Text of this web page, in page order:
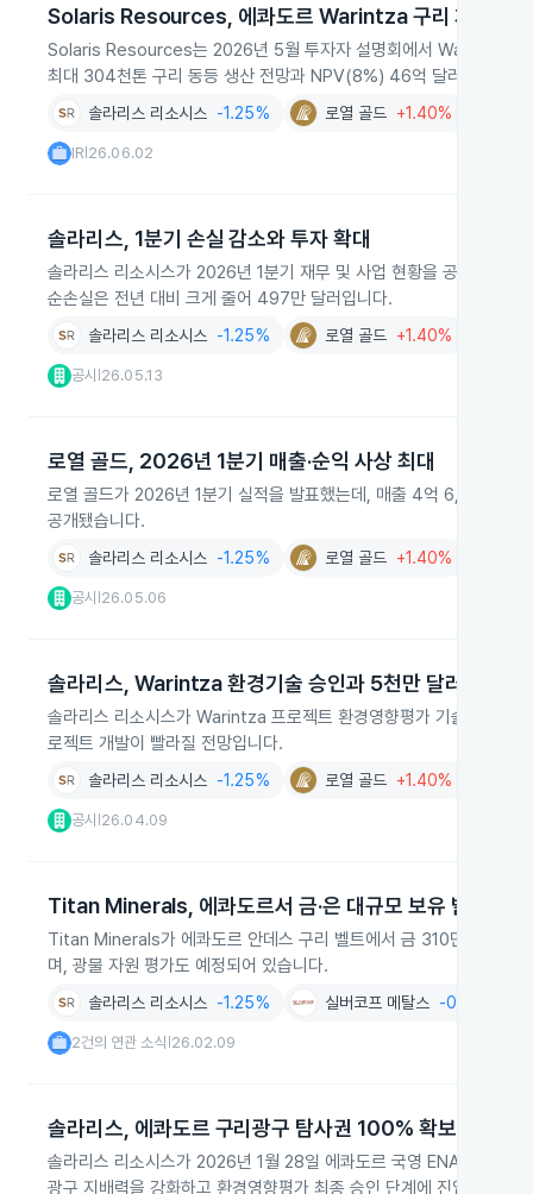
Solaris Resources, 에콰도르 Warintza 구리 개발 계
Solaris Resources는 2026년 5월 투자자 설명회에서 Warintza 구
최대 304천톤 구리 동등 생산 전망과 NPV(8%) 46억 달러를 제시했
솔라리스 리소시스 -1.25% 로열 골드 +1.40%
IR 26.06.02
솔라리스, 1분기 손실 감소와 투자 확대
솔라리스 리소시스가 2026년 1분기 재무 및 사업 현황을 공개했습
순손실은 전년 대비 크게 줄어 497만 달러입니다.
솔라리스 리소시스 -1.25% 로열 골드 +1.40%
공시 26.05.13
로열 골드, 2026년 1분기 매출·순익 사상 최대
로열 골드가 2026년 1분기 실적을 발표했는데, 매출 4억 6,910만 달
공개됐습니다.
솔라리스 리소시스 -1.25% 로열 골드 +1.40%
공시 26.05.06
솔라리스, Warintza 환경기술 승인과 5천만 달러 계약
솔라리스 리소시스가 Warintza 프로젝트 환경영향평가 기술 승인
로젝트 개발이 빨라질 전망입니다.
솔라리스 리소시스 -1.25% 로열 골드 +1.40%
공시 26.04.09
Titan Minerals, 에콰도르서 금·은 대규모 보유 발표
Titan Minerals가 에콰도르 안데스 구리 벨트에서 금 310만 온스와
며, 광물 자원 평가도 예정되어 있습니다.
솔라리스 리소시스 -1.25% 실버코프 메탈스 -0.28%
2건의 연관 소식 26.02.09
솔라리스, 에콰도르 구리광구 탐사권 100% 확보
솔라리스 리소시스가 2026년 1월 28일 에콰도르 국영 ENAMI EP로
광구 지배력을 강화하고 환경영향평가 최종 승인 단계에 진입했습니다.